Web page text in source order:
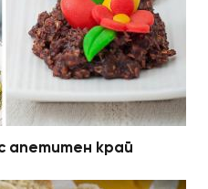
апетитен край